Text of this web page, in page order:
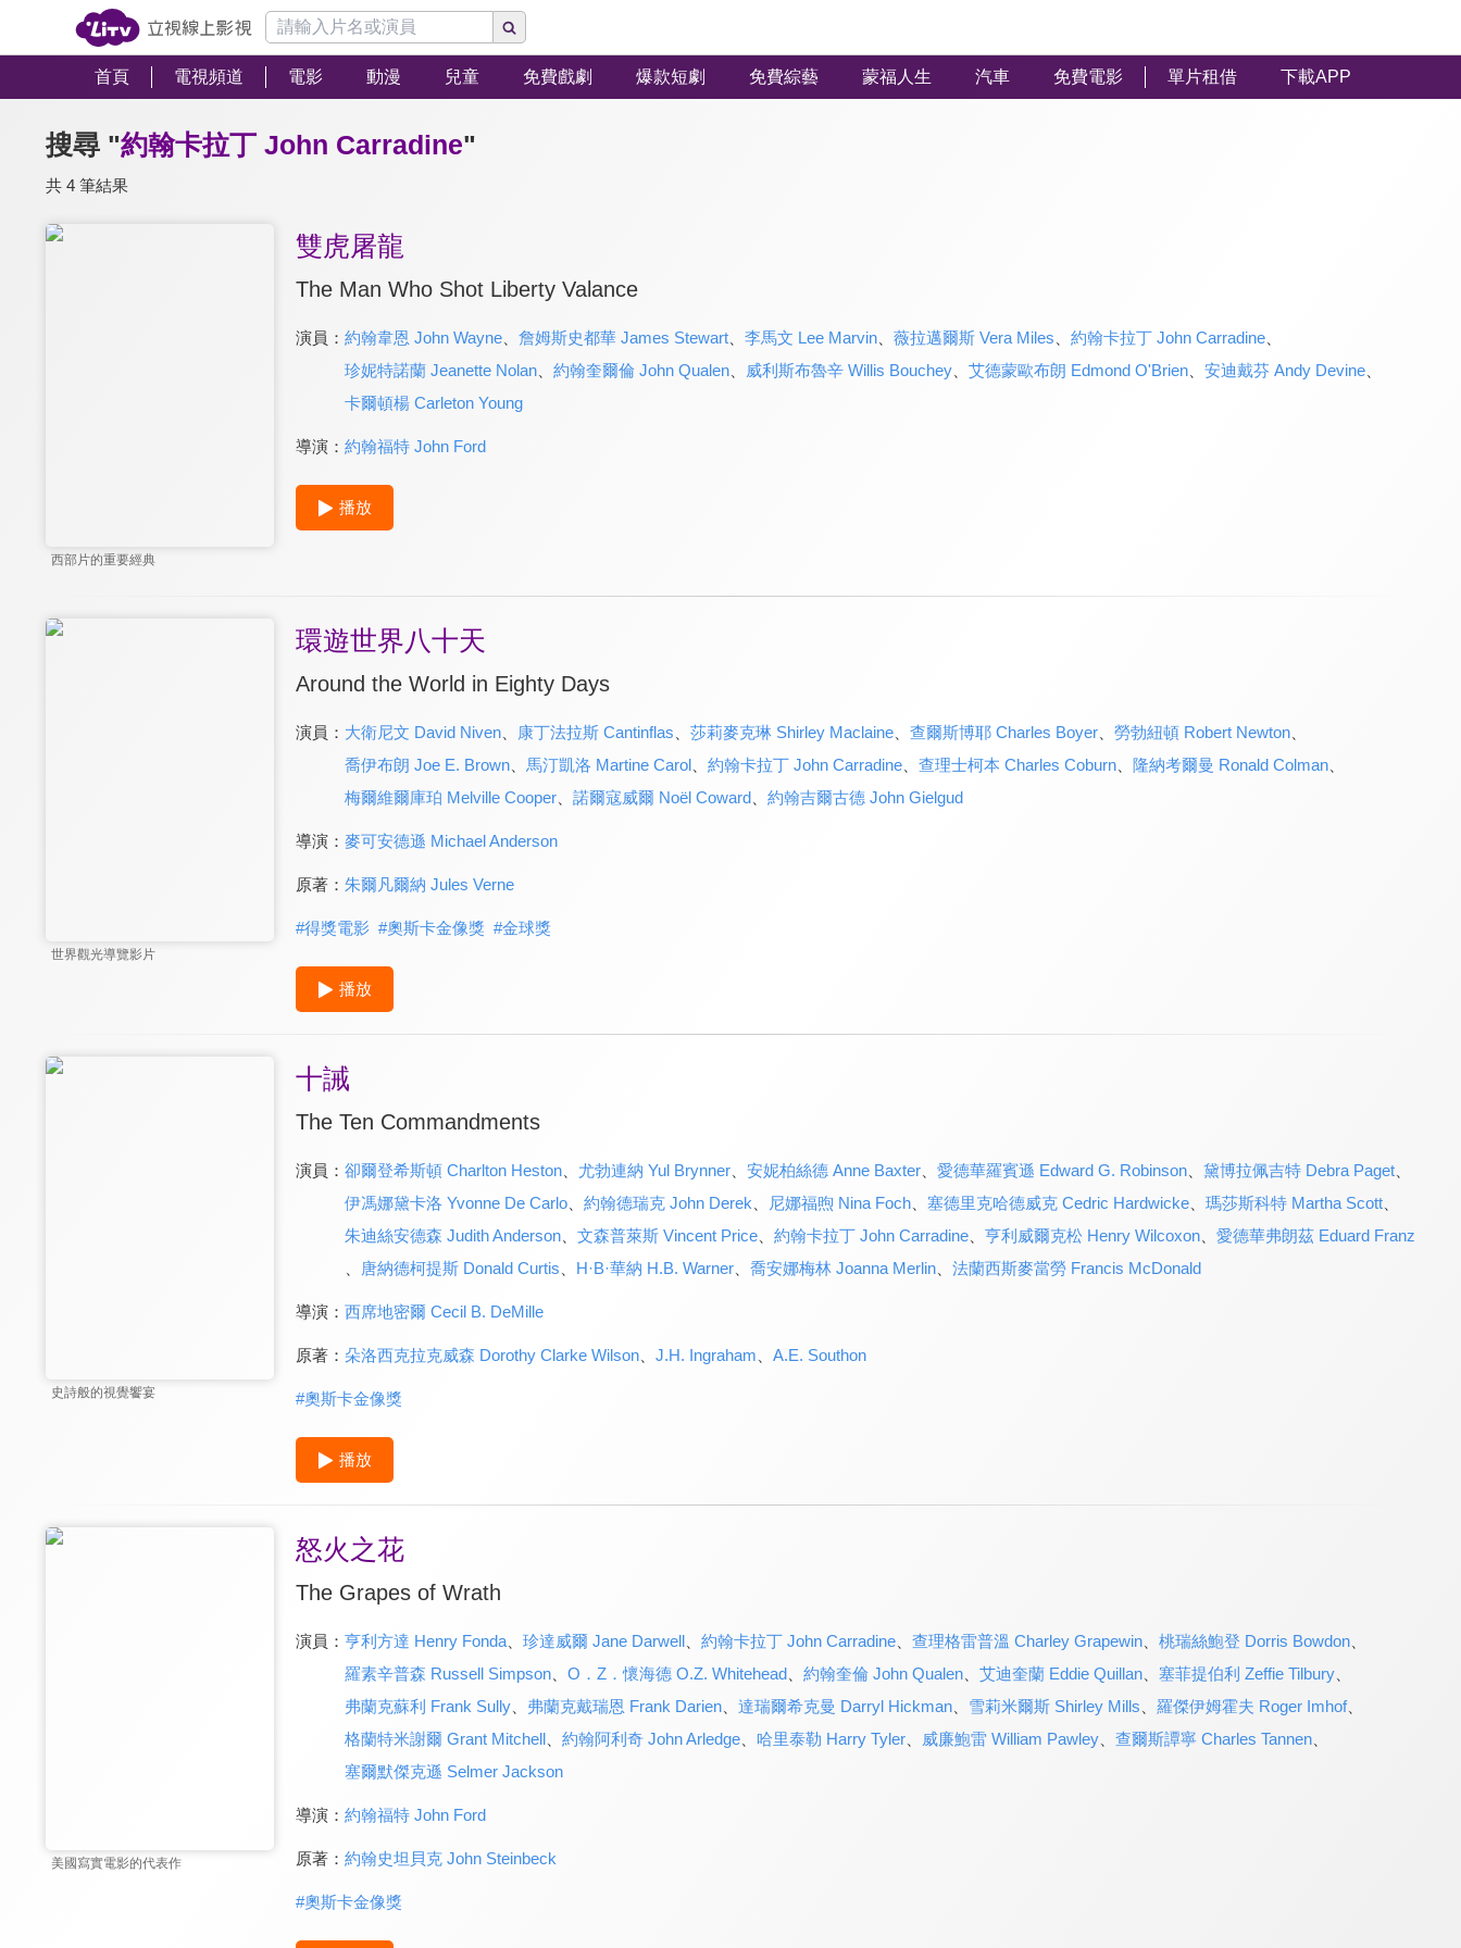
首頁 電視頻道 電影 動漫 兒童 免費戲劇 爆款短劇 免費綜藝 蒙福人生 汽車 免費電影 單片租借 下載APP
搜尋 "約翰卡拉丁 John Carradine"
共 4 筆結果
西部片的重要經典
雙虎屠龍
The Man Who Shot Liberty Valance
演員： 約翰韋恩 John Wayne、 詹姆斯史都華 James Stewart、 李馬文 Lee Marvin、 薇拉邁爾斯 Vera Miles 約翰卡拉丁 John Carradine、
珍妮特諾蘭 Jeanette Nolan、 約翰奎爾倫 John Qualen、 威利斯布魯辛 Willis Bouchey、 艾德蒙歐布朗 Edmond O'Brien、 安迪戴芬 Andy Devine、
卡爾頓楊 Carleton Young
導演： 約翰福特 John Ford
播放
世界觀光導覽影片
環遊世界八十天
Around the World in Eighty Days
演員： 大衛尼文 David Niven、 康丁法拉斯 Cantinflas 莎莉麥克琳 Shirley Maclaine、 查爾斯博耶 Charles Boyer、 勞勃紐頓 Robert Newton、
喬伊布朗 Joe E. Brown、 馬汀凱洛 Martine Carol、 約翰卡拉丁 John Carradine、 查理士柯本 Charles Coburn、 隆納考爾曼 Ronald Colman、
梅爾維爾庫珀 Melville Cooper、 諾爾寇威爾 Noël Coward、 約翰吉爾古德 John Gielgud
導演： 麥可安德遜 Michael Anderson
原著： 朱爾凡爾納 Jules Verne
#得獎電影 #奧斯卡金像獎 #金球獎
播放
史詩般的視覺饗宴
十誡
The Ten Commandments
演員： 卻爾登希斯頓 Charlton Heston、 尤勃連納 Yul Brynner、 安妮柏絲德 Anne Baxter、 愛德華羅賓遜 Edward G. Robinson、 黛博拉佩吉特 Debra Paget、
伊馮娜黛卡洛 Yvonne De Carlo、 約翰德瑞克 John Derek 尼娜福煦 Nina Foch、 塞德里克哈德威克 Cedric Hardwicke、 瑪莎斯科特 Martha Scott、
朱迪絲安德森 Judith Anderson、 文森普萊斯 Vincent Price、 約翰卡拉丁 John Carradine、 亨利威爾克松 Henry Wilcoxon、 愛德華弗朗茲 Eduard Franz
唐納德柯提斯 Donald Curtis H·B·華納 H.B. Warner、 喬安娜梅林 Joanna Merlin、 法蘭西斯麥當勞 Francis McDonald
導演： 西席地密爾 Cecil B. DeMille
原著： 朵洛西克拉克威森 Dorothy Clarke Wilson、 J.H. Ingraham A.E. Southon
#奧斯卡金像獎
播放
美國寫實電影的代表作
怒火之花
The Grapes of Wrath
演員： 亨利方達 Henry Fonda、 珍達威爾 Jane Darwell、 約翰卡拉丁 John Carradine、 查理格雷普溫 Charley Grapewin、 桃瑞絲鮑登 Dorris Bowdon、
羅素辛普森 Russell Simpson、 O．Z．懷海德 O.Z. Whitehead、 約翰奎倫 John Qualen、 艾迪奎蘭 Eddie Quillan、 塞菲提伯利 Zeffie Tilbury、
弗蘭克蘇利 Frank Sully、 弗蘭克戴瑞恩 Frank Darien、 達瑞爾希克曼 Darryl Hickman、 雪莉米爾斯 Shirley Mills 羅傑伊姆霍夫 Roger Imhof、
格蘭特米謝爾 Grant Mitchell、 約翰阿利奇 John Arledge、 哈里泰勒 Harry Tyler、 威廉鮑雷 William Pawley、 查爾斯譚寧 Charles Tannen、
塞爾默傑克遜 Selmer Jackson
導演： 約翰福特 John Ford
原著： 約翰史坦貝克 John Steinbeck
#奧斯卡金像獎